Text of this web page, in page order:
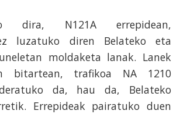
dira, N121A errepidean,
luzatuko diren Belateko eta
moldaketa lanak. Lanek
bitartean, trafikoa NA 1210
da, hau da, Belateko
Errepideak pairatuko duen